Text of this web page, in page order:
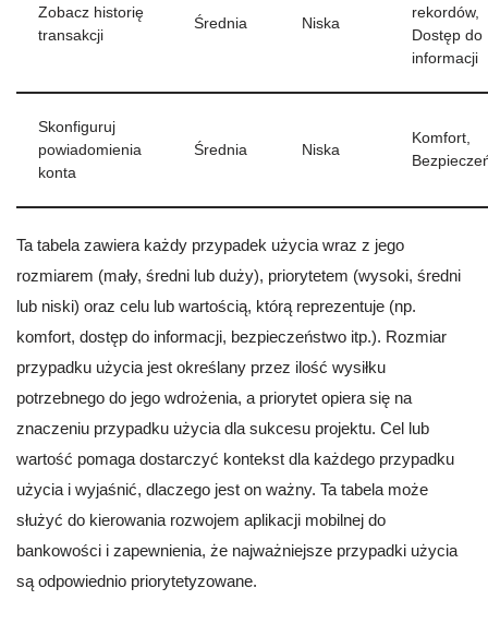
Zobacz historię
transakcji
Średnia Niska
rekordów,
Dostęp do
informacji
Skonfiguruj
powiadomienia
konta
Średnia Niska
Komfort,
Ta tabela zawiera każdy przypadek użycia wraz z jego
rozmiarem (mały, średni lub duży), priorytetem (wysoki, średni
lub niski) oraz celu lub wartością, którą reprezentuje (np.
komfort, dostęp do informacji, bezpieczeństwo itp.). Rozmiar
przypadku użycia jest określany przez ilość wysiłku
potrzebnego do jego wdrożenia, a priorytet opiera się na
znaczeniu przypadku użycia dla sukcesu projektu. Cel lub
wartość pomaga dostarczyć kontekst dla każdego przypadku
użycia i wyjaśnić, dlaczego jest on ważny. Ta tabela może
służyć do kierowania rozwojem aplikacji mobilnej do
bankowości i zapewnienia, że najważniejsze przypadki użycia
są odpowiednio priorytetyzowane.